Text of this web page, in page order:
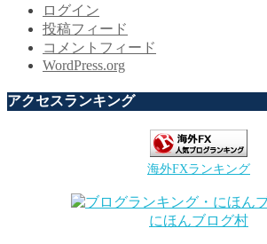
ログイン
投稿フィード
コメントフィード
WordPress.org
アクセスランキング
海外FXランキング
にほんブログ村